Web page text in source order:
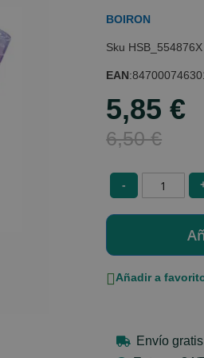
BOIRON
HSB_554876X
EAN:
Special
Price
5,85 €
6,50 €
-
Añadir a
Envío